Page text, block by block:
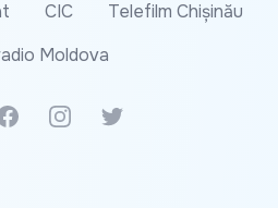
CIC
Telefilm Chișinău
Moldova
NewsInstagramTwitter